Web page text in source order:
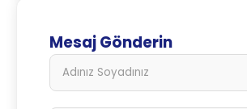
Mesaj Gönderin